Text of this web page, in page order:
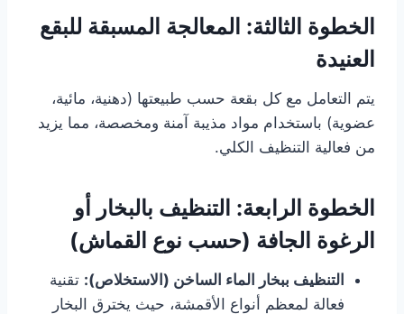
الخطوة الثالثة: المعالجة المسبقة للبقع
العنيدة
يتم التعامل مع كل بقعة حسب طبيعتها (دهنية، مائية،
عضوية) باستخدام مواد مذيبة آمنة ومخصصة، مما يزيد
من فعالية التنظيف الكلي.
الخطوة الرابعة: التنظيف بالبخار أو
الرغوة الجافة (حسب نوع القماش)
التنظيف ببخار الماء الساخن (الاستخلاص): تقنية
فعالة لمعظم أنواع الأقمشة، حيث يخترق البخار